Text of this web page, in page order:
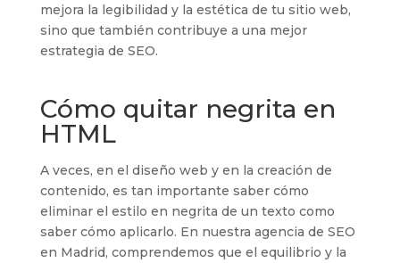
mejora la legibilidad y la estética de tu sitio web,
sino que también contribuye a una mejor
estrategia de SEO.
Cómo quitar negrita en
HTML
A veces, en el diseño web y en la creación de
contenido, es tan importante saber cómo
eliminar el estilo en negrita de un texto como
saber cómo aplicarlo. En nuestra agencia de SEO
en Madrid, comprendemos que el equilibrio y la